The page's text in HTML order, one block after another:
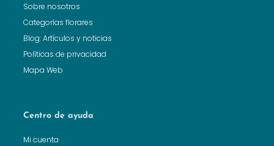
Sobre nosotros
Categorías florares
Blog: Artículos y noticias
Políticas de privacidad
Mapa Web
Centro de ayuda
Mi cuenta